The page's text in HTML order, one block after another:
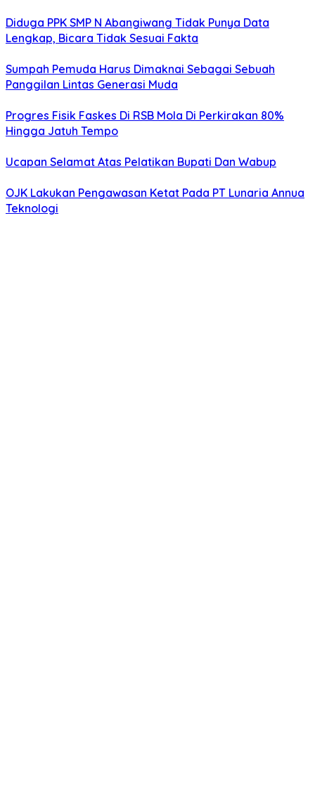
Diduga PPK SMP N Abangiwang Tidak Punya Data
Lengkap, Bicara Tidak Sesuai Fakta
Sumpah Pemuda Harus Dimaknai Sebagai Sebuah
Panggilan Lintas Generasi Muda
Progres Fisik Faskes Di RSB Mola Di Perkirakan 80%
Hingga Jatuh Tempo
Ucapan Selamat Atas Pelatikan Bupati Dan Wabup
OJK Lakukan Pengawasan Ketat Pada PT Lunaria Annua
Teknologi